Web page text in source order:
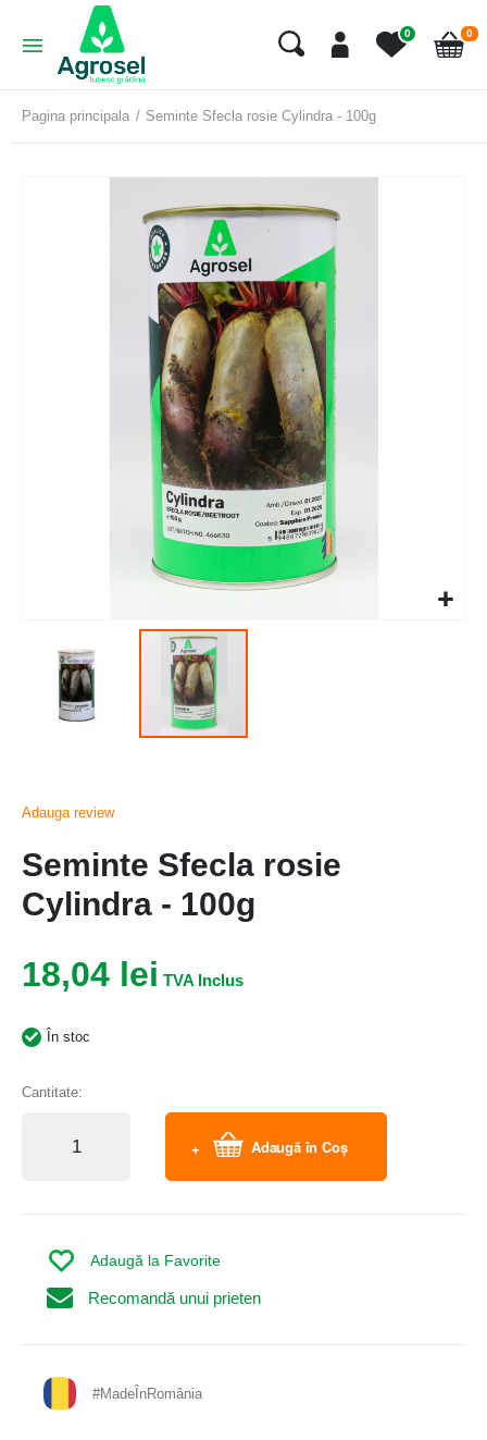
0
Cart
0
Pagina principala Seminte Sfecla rosie Cylindra - 100g
Adauga review
Seminte Sfecla rosie
Cylindra - 100g
18,04 lei
În stoc
Cantitate:
Adaugă în Coș
Recomandă unui prieten
Adaugă la Favorite
#MadeÎnRomânia